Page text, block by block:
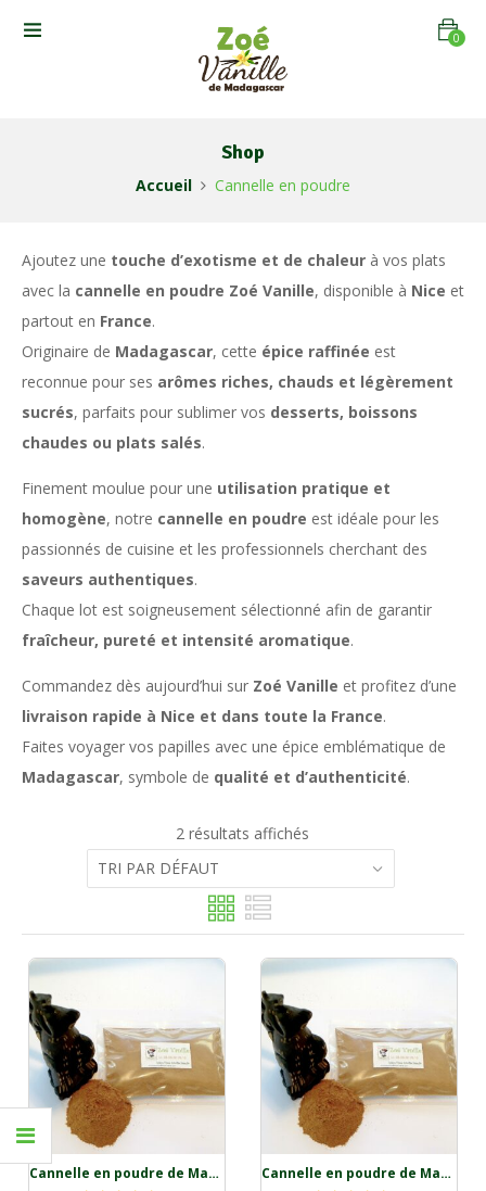
0
Shop
Accueil Cannelle en poudre
Ajoutez une touche d’exotisme et de chaleur à vos plats
avec la cannelle en poudre Zoé Vanille, disponible à Nice et
partout en France.
Originaire de Madagascar, cette épice raffinée est
reconnue pour ses arômes riches, chauds et légèrement
sucrés, parfaits pour sublimer vos desserts, boissons
chaudes ou plats salés.
Finement moulue pour une utilisation pratique et
homogène, notre cannelle en poudre est idéale pour les
passionnés de cuisine et les professionnels cherchant des
saveurs authentiques.
Chaque lot est soigneusement sélectionné afin de garantir
fraîcheur, pureté et intensité aromatique.
Commandez dès aujourd’hui sur Zoé Vanille et profitez d’une
livraison rapide à Nice et dans toute la France.
Faites voyager vos papilles avec une épice emblématique de
Madagascar, symbole de qualité et d’authenticité.
2 résultats affichés
Cannelle en poudre de Madagascar 50g Cannelle en poudre de Madagascar 100g